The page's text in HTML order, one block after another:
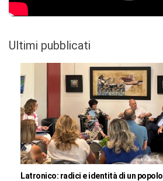
Ultimi pubblicati
Latronico: radici e identità di un popolo